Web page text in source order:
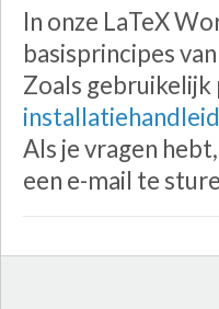
In onze LaTeX
basisprincipes
Zoals gebruikelijk
Als je vragen
een e-mail te